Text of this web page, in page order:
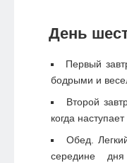
День
Первый
бодрыми и
Второй
когда
Обед.
середине